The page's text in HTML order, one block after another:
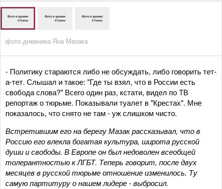
фото дневника Яна Мазака
- Политику стараются либо не обсуждать, либо говорить тет-
а-тет. Слышал и такое: "Где ты взял, что в России есть
свобода слова?" Всего один раз, кстати, видел по ТВ
репортаж о тюрьме. Показывали туалет в "Крестах". Мне
показалось, что снято не там - уж слишком чисто.
Встретившим его на берегу Мазак рассказывал, что в
Россию его влекла богатая культура, широта русской
души и свободы. В Европе он был недоволен всеобщей
толерантностью к ЛГБТ. Теперь говорит, после двух
месяцев в русской тюрьме отношение изменилось. Ту
самую партитуру о нашем лидере - выбросил.